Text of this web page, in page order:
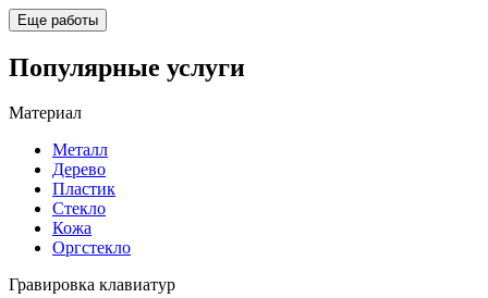
Еще работы
Популярные услуги
Материал
Металл
Дерево
Пластик
Стекло
Кожа
Оргстекло
Гравировка клавиатур